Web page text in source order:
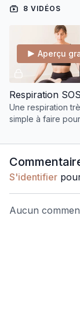
8 VIDÉOS
Aperçu
Respiration SOS
Une respiration
simple à faire pour
aussi en cas de
S'identifier
Aucun